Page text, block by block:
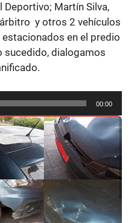
Martín Silva,
y otros 2 vehículos
en el predio
sucedido, dialogamos
00:00